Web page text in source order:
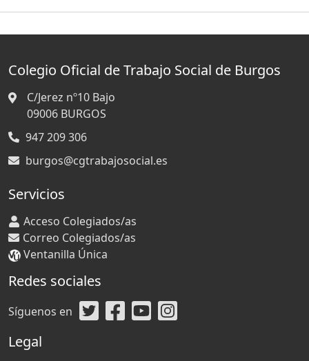
Colegio Oficial de Trabajo Social de Burgos
C/Jerez nº10 Bajo
09006 BURGOS
947 209 306
burgos@cgtrabajosocial.es
Servicios
Acceso Colegiados/as
Correo Colegiados/as
Ventanilla Única
Redes sociales
Síguenos en
Legal